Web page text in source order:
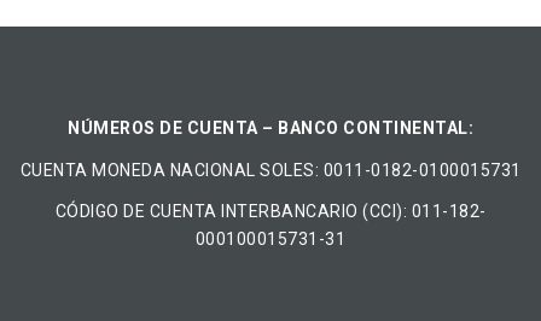
NÚMEROS DE CUENTA – BANCO CONTINENTAL:
CUENTA MONEDA NACIONAL​ ​SOLES​: 0011-0182-0100015731
CÓDIGO DE CUENTA INTERBANCARIO (CCI): 011-182-
000100015731-31